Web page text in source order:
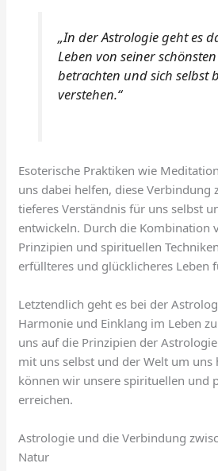
„In der Astrologie geht es
Leben von seiner
betrachten und sich selbst
verstehen.“
Esoterische Praktiken wie
uns dabei helfen, diese Verbindung
tieferes Verständnis für uns selbst
entwickeln. Durch die Kombination
Prinzipien und spirituellen
erfüllteres und glücklicheres Leben
Letztendlich geht es bei der
Harmonie und Einklang im Leben
uns auf die Prinzipien der
mit uns selbst und der Welt um uns
können wir unsere spirituellen und
erreichen.
Astrologie und die Verbindung
Natur